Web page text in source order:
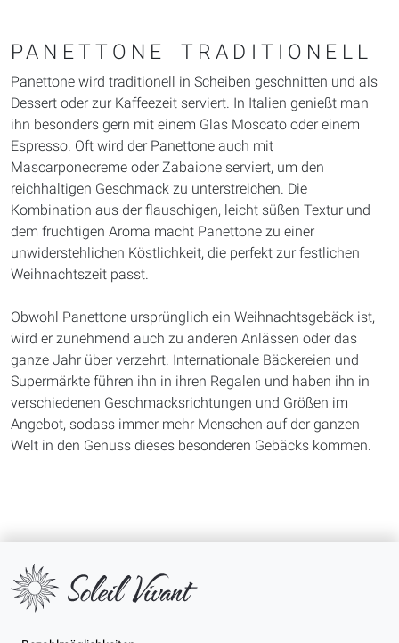
PANETTONE TRADITIONELL
Panettone wird traditionell in Scheiben geschnitten und als
Dessert oder zur Kaffeezeit serviert. In Italien genießt man
ihn besonders gern mit einem Glas Moscato oder einem
Espresso. Oft wird der Panettone auch mit
Mascarponecreme oder Zabaione serviert, um den
reichhaltigen Geschmack zu unterstreichen. Die
Kombination aus der flauschigen, leicht süßen Textur und
dem fruchtigen Aroma macht Panettone zu einer
unwiderstehlichen Köstlichkeit, die perfekt zur festlichen
Weihnachtszeit passt.
Obwohl Panettone ursprünglich ein Weihnachtsgebäck ist,
wird er zunehmend auch zu anderen Anlässen oder das
ganze Jahr über verzehrt. Internationale Bäckereien und
Supermärkte führen ihn in ihren Regalen und haben ihn in
verschiedenen Geschmacksrichtungen und Größen im
Angebot, sodass immer mehr Menschen auf der ganzen
Welt in den Genuss dieses besonderen Gebäcks kommen.